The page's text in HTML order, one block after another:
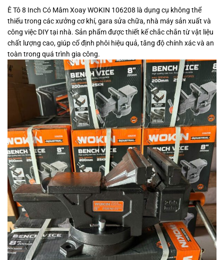
Ê Tô 8 Inch Có Mâm Xoay WOKIN 106208 là dụng cụ không thể
thiếu trong các xưởng cơ khí, gara sửa chữa, nhà máy sản xuất và
công việc DIY tại nhà. Sản phẩm được thiết kế chắc chắn từ vật liệu
chất lượng cao, giúp cố định phôi hiệu quả, tăng độ chính xác và an
toàn trong quá trình gia công.